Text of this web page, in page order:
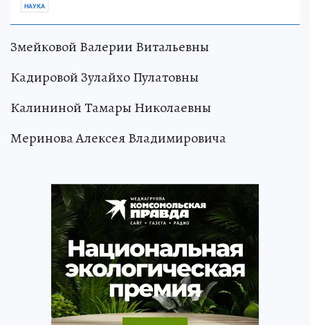
НАУКА
Змейковой Валерии Витальевны
Кадировой Зулайхо Пулатовны
Калининой Тамары Николаевны
Меринова Алексея Владимировича